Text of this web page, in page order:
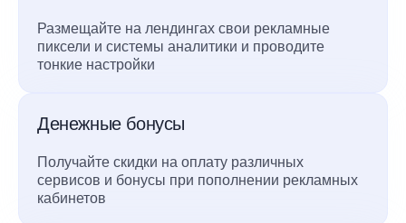
Размещайте на лендингах свои рекламные
пиксели и системы аналитики и проводите
тонкие настройки
Денежные бонусы
Получайте скидки на оплату различных
сервисов и бонусы при пополнении рекламных
кабинетов